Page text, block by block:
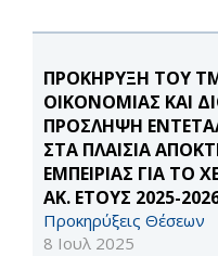
ΠΡΟΚΗΡΥΞΗ ΤΟΥ
ΟΙΚΟΝΟΜΙΑΣ ΚΑΙ
ΠΡΟΣΛΗΨΗ
ΣΤΑ ΠΛΑΙΣΙΑ
ΕΜΠΕΙΡΙΑΣ ΓΙΑ ΤΟ
ΑΚ. ΕΤΟΥΣ 2025-
Προκηρύξεις Θέσεων
8 Ιουλ 2025